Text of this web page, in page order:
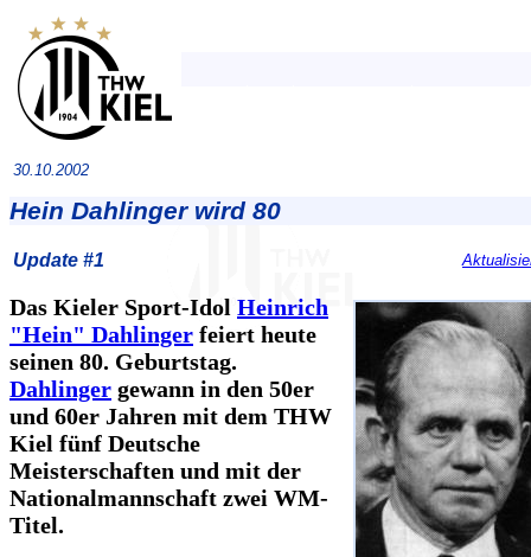
30.10.2002
Hein Dahlinger wird 80
Update #1
Das Kieler Sport-Idol Heinrich
"Hein" Dahlinger feiert heute
seinen 80. Geburtstag.
Dahlinger gewann in den 50er
und 60er Jahren mit dem THW
Kiel fünf Deutsche
Meisterschaften und mit der
Nationalmannschaft zwei WM-
Titel.